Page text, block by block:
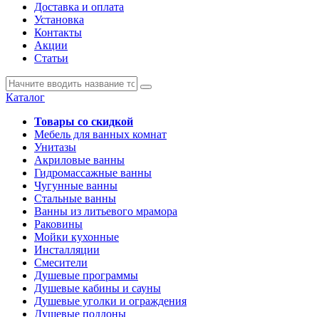
Доставка и оплата
Установка
Контакты
Акции
Статьи
Каталог
Товары со скидкой
Мебель для ванных комнат
Унитазы
Акриловые ванны
Гидромассажные ванны
Чугунные ванны
Стальные ванны
Ванны из литьевого мрамора
Раковины
Мойки кухонные
Инсталляции
Смесители
Душевые программы
Душевые кабины и сауны
Душевые уголки и ограждения
Душевые поддоны